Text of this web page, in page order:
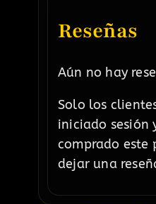
Reseñas
Aún no hay
Solo los
iniciado sesión
comprado este
dejar una